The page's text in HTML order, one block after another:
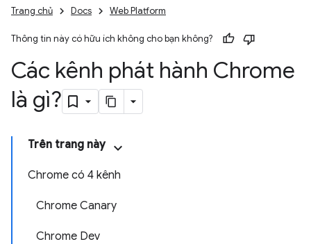
Trang chủ Docs Web Platform
Thông tin này có hữu ích không cho bạn không?
Các kênh phát hành Chrome
là gì?
Trên trang này
Chrome có 4 kênh
Chrome Canary
Chrome Dev